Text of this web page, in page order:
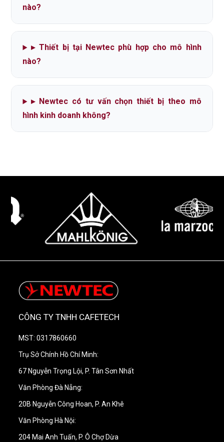
nào?
▸ Thiết bị tại Newtec phù hợp cho mô hình
nào?
▸ Newtec có tư vấn chọn thiết bị theo mô
hình kinh doanh không?
CÔNG TY TNHH CAFETECH
MST: 0317860660
Trụ Sở Chính Hồ Chí Minh:
67 Nguyễn Trọng Lội, P. Tân Sơn Nhất
Văn Phòng Đà Nẵng:
20B Nguyễn Công Hoan, P. An Khê
Văn Phòng Hà Nội:
204 Mai Anh Tuấn, P. Ô Chợ Dừa